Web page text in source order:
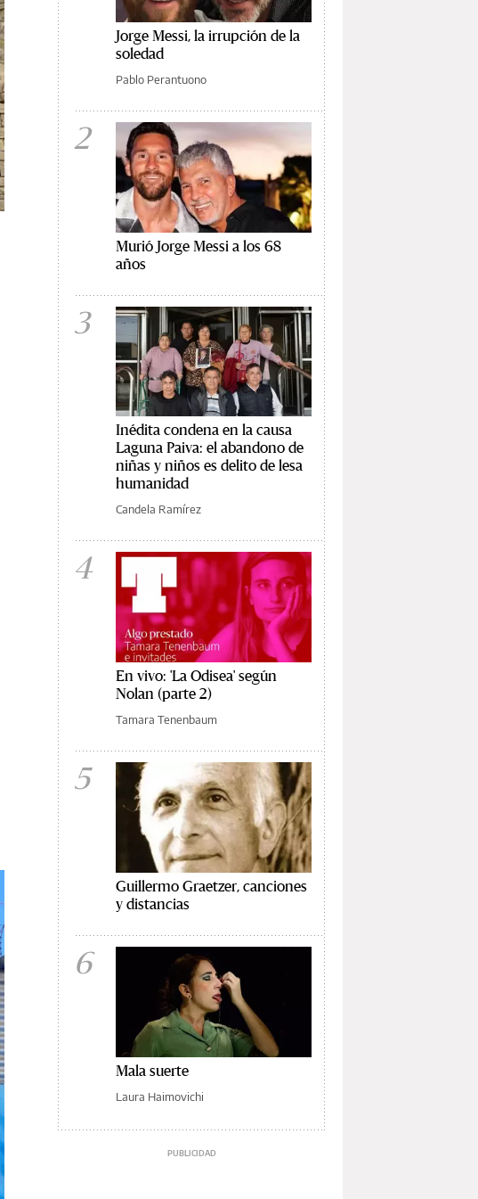
Jorge Messi, la irrupción de la
soledad
Pablo Perantuono
2
Murió Jorge Messi a los 68
años
3
Inédita condena en la causa
Laguna Paiva: el abandono de
niñas y niños es delito de lesa
humanidad
Candela Ramírez
4
En vivo: 'La Odisea' según
Nolan (parte 2)
Tamara Tenenbaum
5
Guillermo Graetzer, canciones
y distancias
6
Mala suerte
Laura Haimovichi